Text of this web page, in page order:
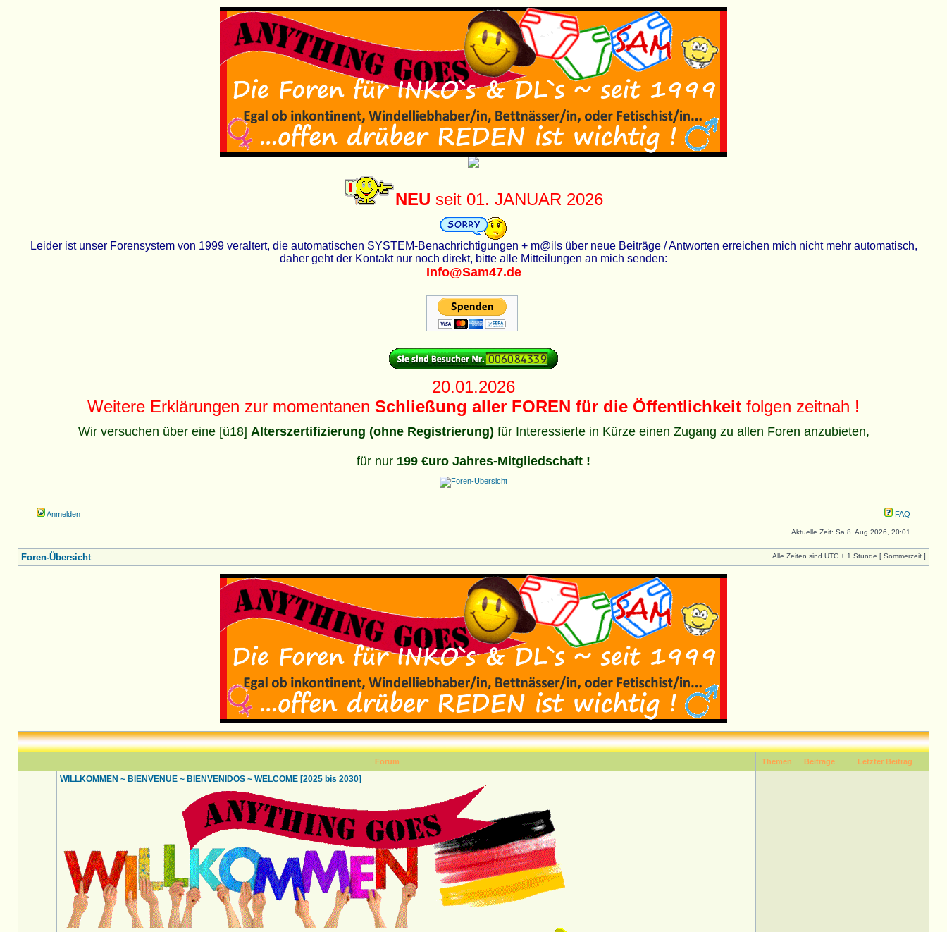
NEU seit 01. JANUAR 2026
Leider ist unser Forensystem von 1999 veraltert, die automatischen SYSTEM-Benachrichtigungen + m@ils über neue Beiträge / Antworten erreichen mich nicht mehr automatisch,
daher geht der Kontakt nur noch direkt, bitte alle Mitteilungen an mich senden:
Info@Sam47.de
20.01.2026
Weitere Erklärungen zur momentanen Schließung aller FOREN für die Öffentlichkeit folgen zeitnah !
Wir versuchen über eine [ü18] Alterszertifizierung (ohne Registrierung) für Interessierte in Kürze einen Zugang zu allen Foren anzubieten,
für nur 199 €uro Jahres-Mitgliedschaft !
Anmelden FAQ
Aktuelle Zeit: Sa 8. Aug 2026, 20:01
Foren-Übersicht Alle Zeiten sind UTC + 1 Stunde [ Sommerzeit ]
Forum Themen Beiträge Letzter Beitrag
WILLKOMMEN ~ BIENVENUE ~ BIENVENIDOS ~ WELCOME [2025 bis 2030]